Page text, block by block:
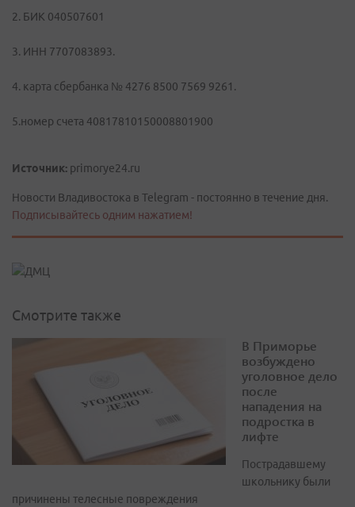
2. БИК 040507601
3. ИНН 7707083893.
4. карта сбербанка № 4276 8500 7569 9261.
5.номер счета 40817810150008801900
Источник: primorye24.ru
Новости Владивостока в Telegram - постоянно в течение дня.
Подписывайтесь одним нажатием!
Смотрите также
В Приморье
возбуждено
уголовное дело
после
нападения на
подростка в
лифте
Пострадавшему
школьнику были
причинены телесные повреждения